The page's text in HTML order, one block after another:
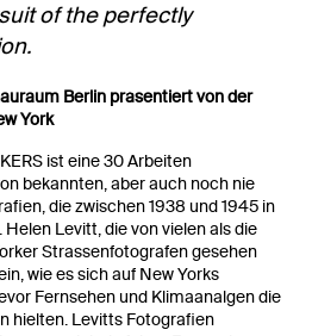
of the perfectly
Berlin präsentiert von der
York
ist eine 30 Arbeiten
bekannten, aber auch noch nie
die zwischen 1938 und 1945 in
Levitt, die von vielen als die
Strassenfotografen gesehen
wie es sich auf New Yorks
Fernsehen und Klimaanalgen die
hielten. Levitts Fotografien